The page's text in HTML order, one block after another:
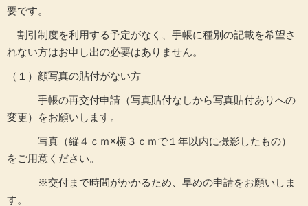
要です。
割引制度を利用する予定がなく、手帳に種別の記載を希望さ
れない方はお申し出の必要はありません。
（１）顔写真の貼付がない方
手帳の再交付申請（写真貼付なしから写真貼付ありへの
変更）をお願いします。
写真（縦４ｃｍ×横３ｃｍで１年以内に撮影したもの）
をご用意ください。
※交付まで時間がかかるため、早めの申請をお願いしま
す。